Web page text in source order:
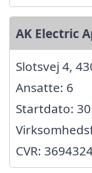
AK Electric
Slotsvej 4,
Ansatte: 6
Startdato:
CVR: